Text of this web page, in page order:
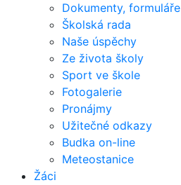
Dokumenty, formuláře
Školská rada
Naše úspěchy
Ze života školy
Sport ve škole
Fotogalerie
Pronájmy
Užitečné odkazy
Budka on-line
Meteostanice
Žáci